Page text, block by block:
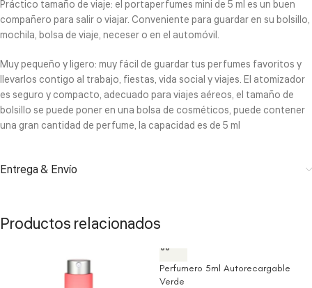
Práctico tamaño de viaje: el portaperfumes mini de 5 ml es un buen
compañero para salir o viajar. Conveniente para guardar en su bolsillo,
mochila, bolsa de viaje, neceser o en el automóvil.
Muy pequeño y ligero: muy fácil de guardar tus perfumes favoritos y
llevarlos contigo al trabajo, fiestas, vida social y viajes. El atomizador
es seguro y compacto, adecuado para viajes aéreos, el tamaño de
bolsillo se puede poner en una bolsa de cosméticos, puede contener
una gran cantidad de perfume, la capacidad es de 5 ml
Entrega & Envío
Productos relacionados
Perfumero 5ml Autorecargable
Verde